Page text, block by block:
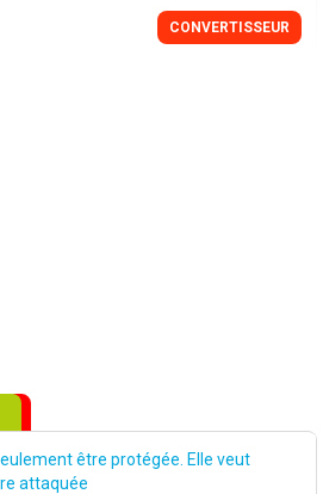
CONVERTISSEUR
être protégée. Elle veut
attaquée